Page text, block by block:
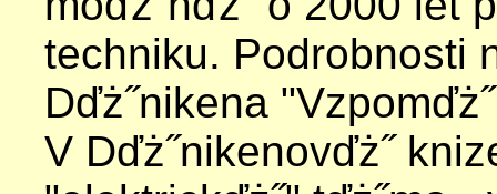
techniku. Podrobnosti
Dďż˝nikena
V Dďż˝nikenovďż˝